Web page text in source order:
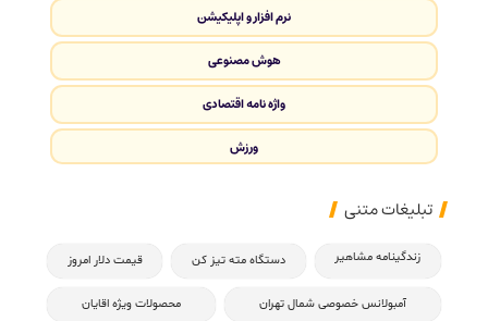
نرم افزار و اپلیکیشن
هوش مصنوعی
واژه نامه اقتصادی
ورزش
تبلیغات متنی
زندگینامه مشاهیر دستگاه مته تیز کن قیمت دلار امروز
آمبولانس خصوصی شمال تهران محصولات ویژه اقایان